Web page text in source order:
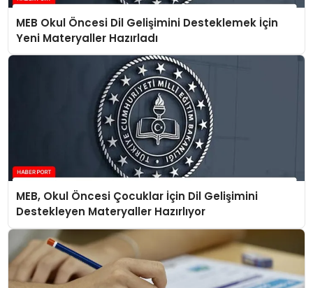
MEB Okul Öncesi Dil Gelişimini Desteklemek İçin
Yeni Materyaller Hazırladı
MEB, Okul Öncesi Çocuklar İçin Dil Gelişimini
Destekleyen Materyaller Hazırlıyor